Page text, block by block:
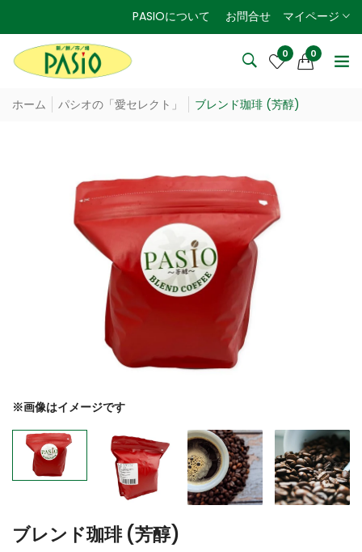
PASIOについて お問合せ マイページ
0 0
ホーム パシオの「愛セレクト」 ブレンド珈琲 (芳醇)
※画像はイメージです
ブレンド珈琲 (芳醇)